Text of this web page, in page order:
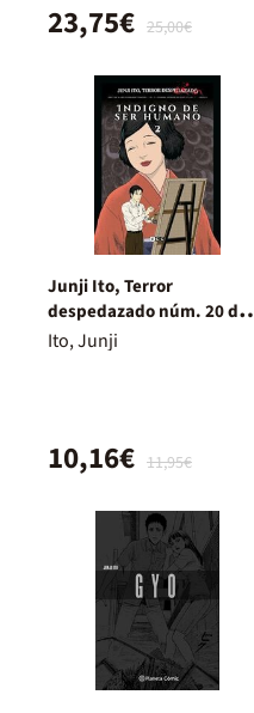
25,00€
23,75€
Junji Ito, Terror
despedazado núm. 20 de
28 - Indigno de ser humano
Ito, Junji
11,95€
10,16€